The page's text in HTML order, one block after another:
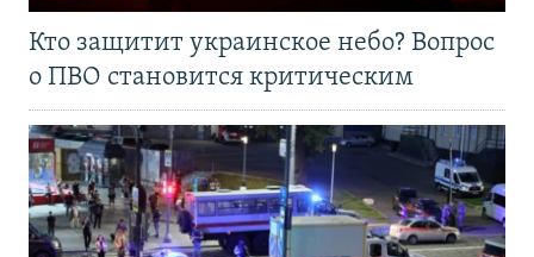
Кто защитит украинское небо? Вопрос
о ПВО становится критическим